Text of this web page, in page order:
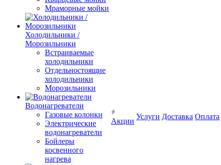
Мраморные мойки
Холодильники /
Морозильники
Встраиваемые
холодильники
Отдельностоящие
холодильники
Морозильники
Водонагреватели
Газовые колонки
Электрические
водонагреватели
Бойлеры
косвенного
нагрева
Акции
Услуги Доставка Оплата